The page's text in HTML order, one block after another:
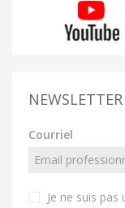
NEWSLETTER
Courriel
Je ne suis pas